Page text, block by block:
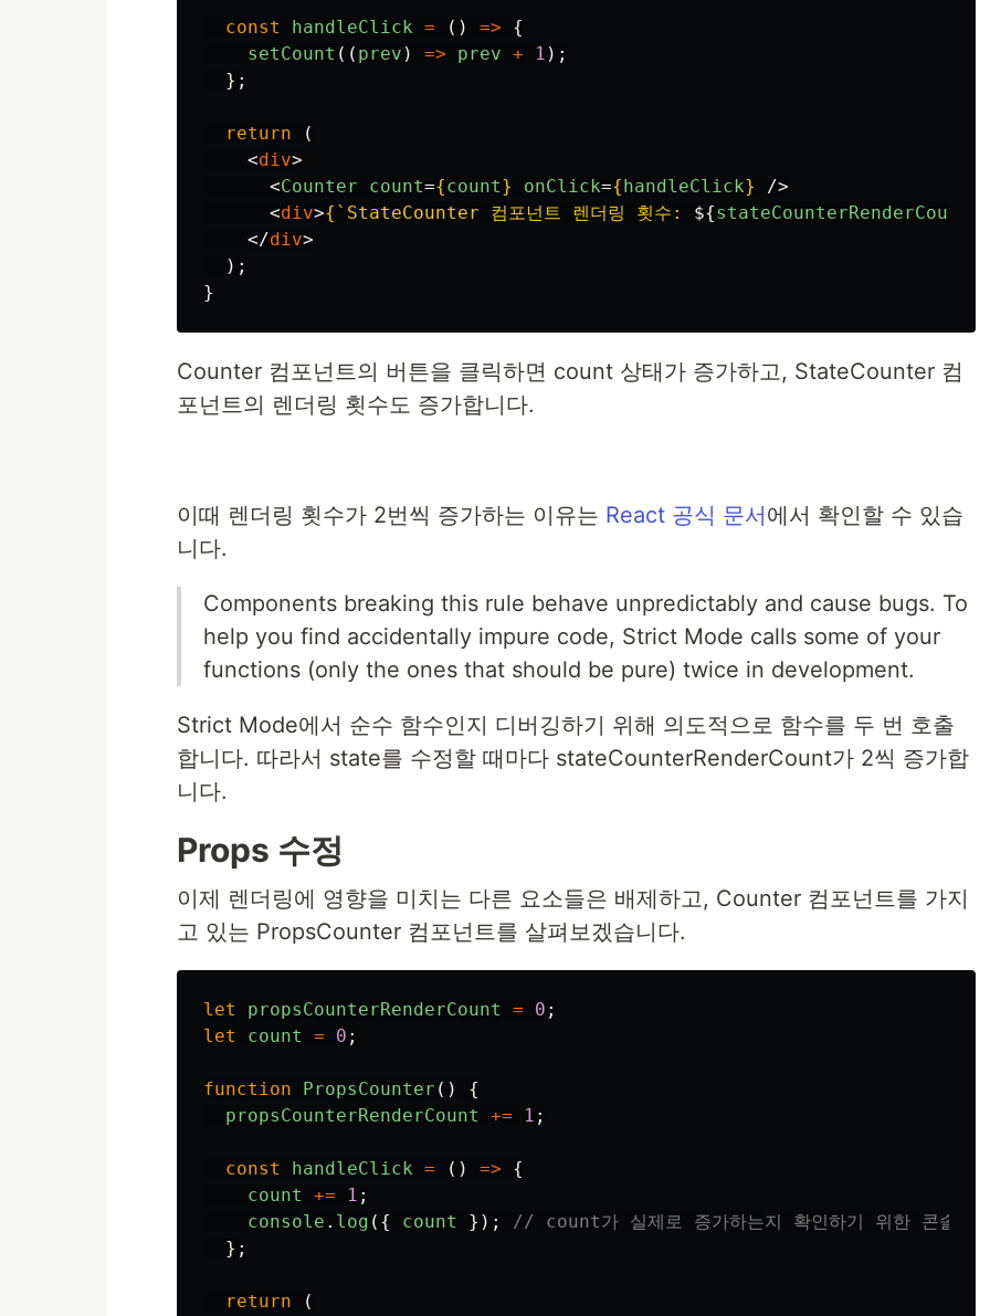
const handleClick = () =>
{
setCount (( prev ) => prev + 1 );
};
return
(
<div>
<Counter count={count} onClick={handleClick}
/>
<div>{ `StateCounter 컴포넌트 렌더링 횟수: ${stateCounterRenderCount
</div>
);
}
Counter 컴포넌트의 버튼을 클릭하면 count 상태가 증가하고, StateCounter 컴
포넌트의 렌더링 횟수도 증가합니다.
이때 렌더링 횟수가 2번씩 증가하는 이유는 React 공식 문서에서 확인할 수 있습
니다.
Components breaking this rule behave unpredictably and cause bugs. To
help you find accidentally impure code, Strict Mode calls some of your
functions (only the ones that should be pure) twice in development.
Strict Mode에서 순수 함수인지 디버깅하기 위해 의도적으로 함수를 두 번 호출
합니다. 따라서 state를 수정할 때마다 stateCounterRenderCount가 2씩 증가합
니다.
Props 수정
이제 렌더링에 영향을 미치는 다른 요소들은 배제하고, Counter 컴포넌트를 가지
고 있는 PropsCounter 컴포넌트를 살펴보겠습니다.
let propsCounterRenderCount = 0 ;
let
count = 0 ;
function PropsCounter ()
{
propsCounterRenderCount
+= 1 ;
const handleClick = () =>
{
count
+= 1 ;
console . log ({ count });
// count가 실제로 증가하는지 확인하기 위한 콘솔 로
};
return
(